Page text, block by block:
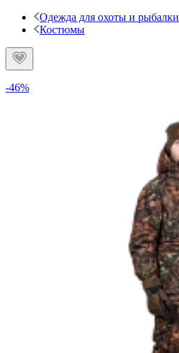
Одежда для охоты и рыбалки
Костюмы
-46%